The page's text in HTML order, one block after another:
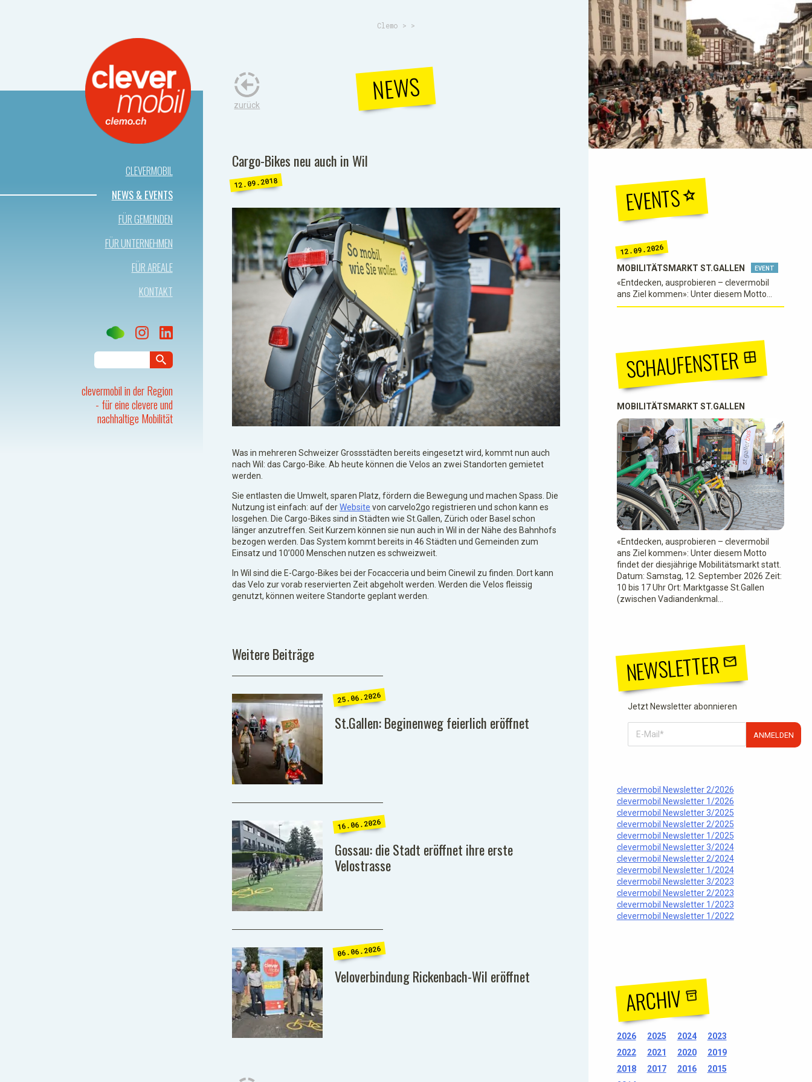
CLEVERMOBIL
NEWS & EVENTS
FÜR GEMEINDEN
FÜR UNTERNEHMEN
FÜR AREALE
KONTAKT
clevermobil in der Region
- für eine clevere und
nachhaltige Mobilität
Clemo > >
NEWS
zurück
Cargo-Bikes neu auch in Wil
12.09.2018
Was in mehreren Schweizer Grossstädten bereits eingesetzt wird, kommt nun auch
nach Wil: das Cargo-Bike. Ab heute können die Velos an zwei Standorten gemietet
werden.
Sie entlasten die Umwelt, sparen Platz, fördern die Bewegung und machen Spass. Die
Nutzung ist einfach: auf derWebsite von carvelo2go registrieren und schon kann es
losgehen. Die Cargo-Bikes sind in Städten wie St.Gallen, Zürich oder Basel schon
länger anzutreffen. Seit Kurzem können sie nun auch in Wil in der Nähe des Bahnhofs
bezogen werden. Das System kommt bereits in 46 Städten und Gemeinden zum
Einsatz und 10’000 Menschen nutzen es schweizweit.
In Wil sind die E-Cargo-Bikes bei der Focacceria und beim Cinewil zu finden. Dort kann
das Velo zur vorab reservierten Zeit abgeholt werden. Werden die Velos fleissig
genutzt, können weitere Standorte geplant werden.
Weitere Beiträge
25.06.2026
St.Gallen: Beginenweg feierlich eröffnet
16.06.2026
Gossau: die Stadt eröffnet ihre erste
Velostrasse
06.06.2026
Veloverbindung Rickenbach-Wil eröffnet
EVENTS
12.09.2026
MOBILITÄTSMARKT ST.GALLEN EVENT
«Entdecken, ausprobieren – clevermobil
ans Ziel kommen»: Unter diesem Motto
findet der diesjährige Mobilitätsmarkt statt.
SCHAUFENSTER
MOBILITÄTSMARKT ST.GALLEN
«Entdecken, ausprobieren – clevermobil
ans Ziel kommen»: Unter diesem Motto
findet der diesjährige Mobilitätsmarkt statt.
Datum: Samstag, 12. September 2026 Zeit:
10 bis 17 Uhr Ort: Marktgasse St.Gallen
(zwischen Vadiandenkmal…
NEWSLETTER
Jetzt Newsletter abonnieren
ANMELDEN
clevermobil Newsletter 2/2026
clevermobil Newsletter 1/2026
clevermobil Newsletter 3/2025
clevermobil Newsletter 2/2025
clevermobil Newsletter 1/2025
clevermobil Newsletter 3/2024
clevermobil Newsletter 2/2024
clevermobil Newsletter 1/2024
clevermobil Newsletter 3/2023
clevermobil Newsletter 2/2023
clevermobil Newsletter 1/2023
clevermobil Newsletter 1/2022
ARCHIV
2026 2025 2024
2023
2022
2021 2020
2019
2018
2017 2016
2015